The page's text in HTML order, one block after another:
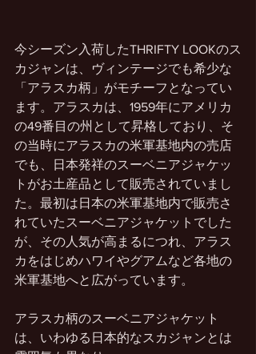
今シーズン入荷したTHRIFTY LOOKのス
カジャンは、ヴィンテージでも希少な
「アラスカ柄」がモチーフとなってい
ます。アラスカは、1959年にアメリカ
の49番目の州として昇格しており、そ
の当時にアラスカの米軍基地内の売店
でも、日本発祥のスーベニアジャケッ
トがお土産品として販売されていまし
た。最初は日本の米軍基地内で販売さ
れていたスーベニアジャケットでした
が、その人気が高まるにつれ、アラス
カをはじめハワイやグアムなど各地の
米軍基地へと広がっています。
アラスカ柄のスーベニアジャケット
は、いわゆる日本的なスカジャンとは